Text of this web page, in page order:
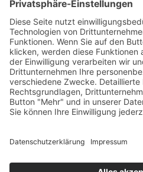
Legal
Impressum
Datenschutzerklärung
Cookie-Einstellungen